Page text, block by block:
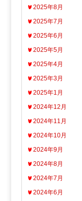
2025年8月
2025年7月
2025年6月
2025年5月
2025年4月
2025年3月
2025年1月
2024年12月
2024年11月
2024年10月
2024年9月
2024年8月
2024年7月
2024年6月